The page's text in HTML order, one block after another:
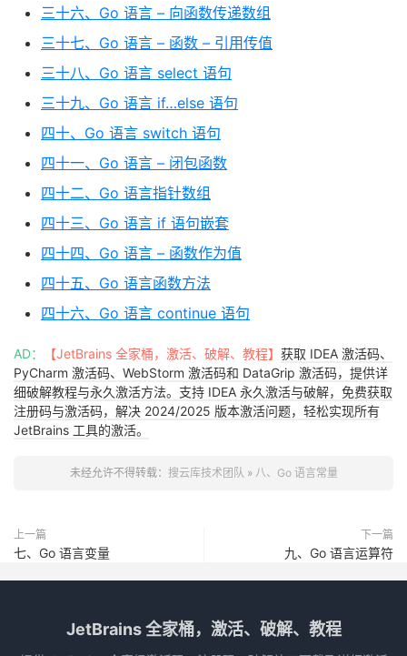
三十六、Go 语言 – 向函数传递数组
三十七、Go 语言 – 函数 – 引用传值
三十八、Go 语言 select 语句
三十九、Go 语言 if…else 语句
四十、Go 语言 switch 语句
四十一、Go 语言 – 闭包函数
四十二、Go 语言指针数组
四十三、Go 语言 if 语句嵌套
四十四、Go 语言 – 函数作为值
四十五、Go 语言函数方法
四十六、Go 语言 continue 语句
AD： 【JetBrains 全家桶，激活、破解、教程】 获取 IDEA 激活码、
PyCharm 激活码、WebStorm 激活码和 DataGrip 激活码，提供详
细破解教程与永久激活方法。支持 IDEA 永久激活与破解，免费获取
注册码与激活码，解决 2024/2025 版本激活问题，轻松实现所有
JetBrains 工具的激活。
未经允许不得转载： 搜云库技术团队 » 八、Go 语言常量
上一篇
七、Go 语言变量
下一篇
九、Go 语言运算符
JetBrains 全家桶，激活、破解、教程